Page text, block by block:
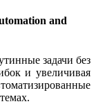
and
задачи без
и увеличивая